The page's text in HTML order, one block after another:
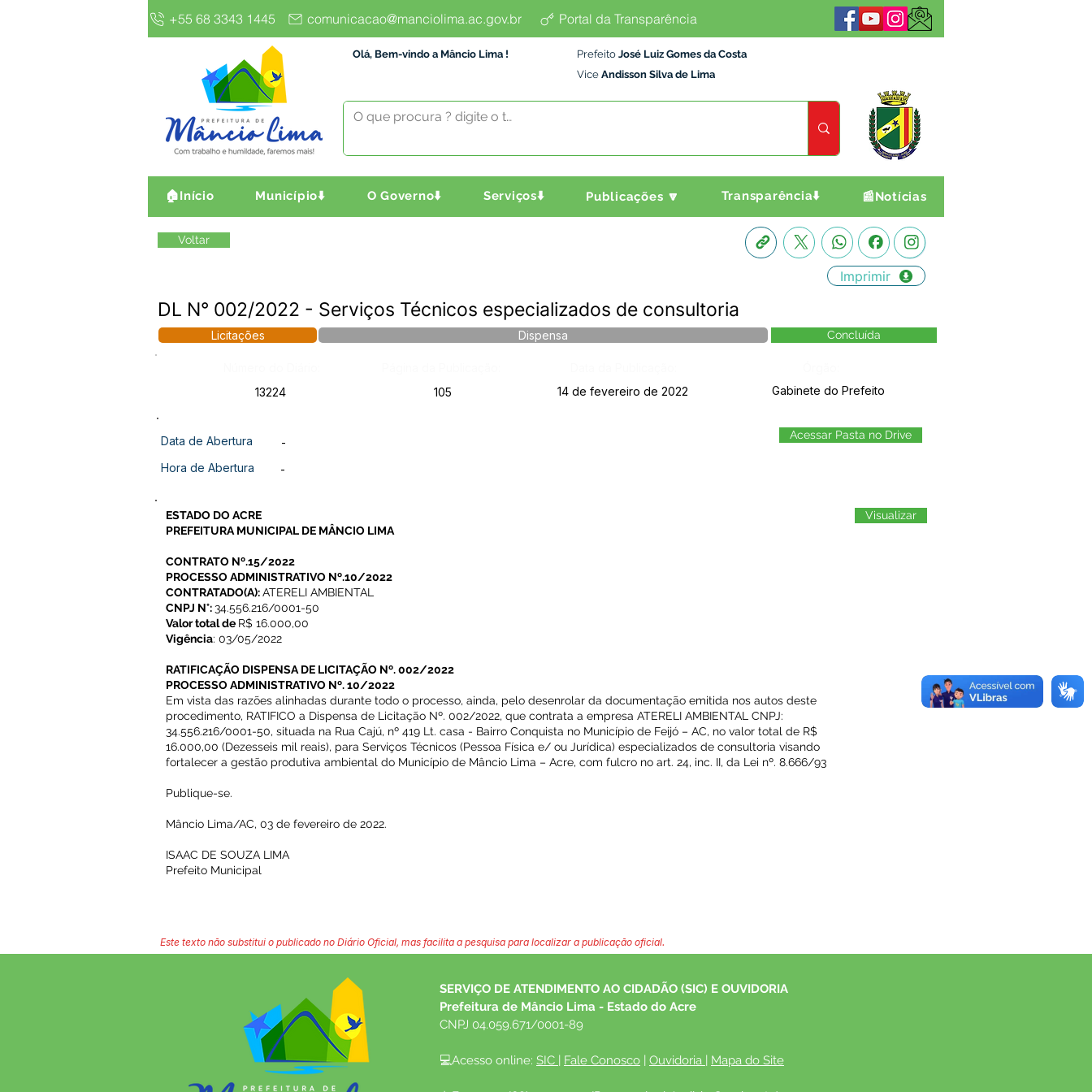
+55 68 3343 1445 comunicacao@manciolima.ac.gov.br Portal da Transparência
Olá, Bem-vindo a Mâncio Lima ! Prefeito José Luiz Gomes da Costa
Vice Andisson Silva de Lima
🏠Início Município⬇️ O Governo⬇️ Serviços⬇️ Publicações 🔽 Transparência⬇️ 📰Notícias
Voltar
Imprimir
DL N° 002/2022 - Serviços Técnicos especializados de consultoria
Licitações Dispensa Concluída
13224
105 14 de fevereiro de 2022 Gabinete do Prefeito
Data de Abertura
-
Hora de Abertura
-
Acessar Pasta no Drive
ESTADO DO ACRE
PREFEITURA MUNICIPAL DE MÂNCIO LIMA
CONTRATO Nº.15/2022
PROCESSO ADMINISTRATIVO Nº.10/2022
CONTRATADO(A):ATERELI AMBIENTAL
CNPJ N°:34.556.216/0001-50
Valor total de R$ 16.000,00
Vigência: 03/05/2022
RATIFICAÇÃO DISPENSA DE LICITAÇÃO Nº. 002/2022
PROCESSO ADMINISTRATIVO Nº. 10/2022
Em vista das razões alinhadas durante todo o processo, ainda, pelo desenrolar da documentação emitida nos autos deste
procedimento, RATIFICO a Dispensa de Licitação Nº. 002/2022, que contrata a empresa ATERELI AMBIENTAL CNPJ:
34.556.216/0001-50, situada na Rua Cajú, nº 419 Lt. casa - Bairro Conquista no Município de Feijó – AC, no valor total de R$
16.000,00 (Dezesseis mil reais), para Serviços Técnicos (Pessoa Física e/ ou Jurídica) especializados de consultoria visando
fortalecer a gestão produtiva ambiental do Município de Mâncio Lima – Acre, com fulcro no art. 24, inc. II, da Lei nº. 8.666/93
Publique-se.
Mâncio Lima/AC, 03 de fevereiro de 2022.
ISAAC DE SOUZA LIMA
Prefeito Municipal
Visualizar
Este texto não substitui o publicado no Diário Oficial, mas facilita a pesquisa para localizar a publicação oficial.
SERVIÇO DE ATENDIMENTO AO CIDADÃO (SIC) E OUVIDORIA
Prefeitura de Mâncio Lima - Estado do Acre
CNPJ 04.059.671/0001-89
💻Acesso online: SIC | Fale Conosco | Ouvidoria | Mapa do Site